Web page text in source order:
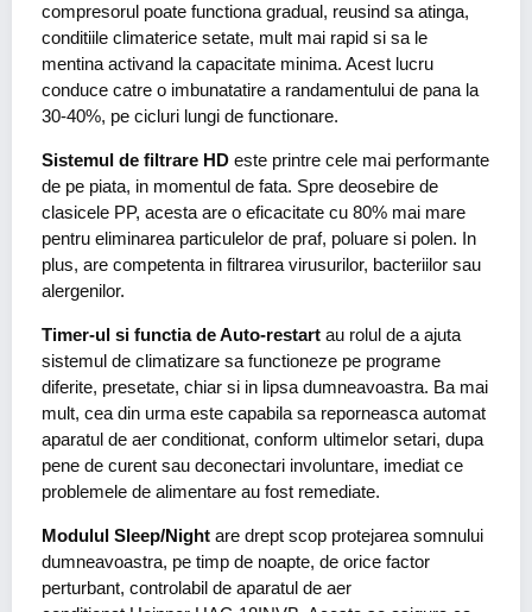
compresorul poate functiona gradual, reusind sa atinga,
conditiile climaterice setate, mult mai rapid si sa le
mentina activand la capacitate minima. Acest lucru
conduce catre o imbunatatire a randamentului de pana la
30-40%, pe cicluri lungi de functionare.
Sistemul de filtrare HD este printre cele mai performante
de pe piata, in momentul de fata. Spre deosebire de
clasicele PP, acesta are o eficacitate cu 80% mai mare
pentru eliminarea particulelor de praf, poluare si polen. In
plus, are competenta in filtrarea virusurilor, bacteriilor sau
alergenilor.
Timer-ul si functia de Auto-restart au rolul de a ajuta
sistemul de climatizare sa functioneze pe programe
diferite, presetate, chiar si in lipsa dumneavoastra. Ba mai
mult, cea din urma este capabila sa reporneasca automat
aparatul de aer conditionat, conform ultimelor setari, dupa
pene de curent sau deconectari involuntare, imediat ce
problemele de alimentare au fost remediate.
Modulul Sleep/Night are drept scop protejarea somnului
dumneavoastra, pe timp de noapte, de orice factor
perturbant, controlabil de aparatul de aer